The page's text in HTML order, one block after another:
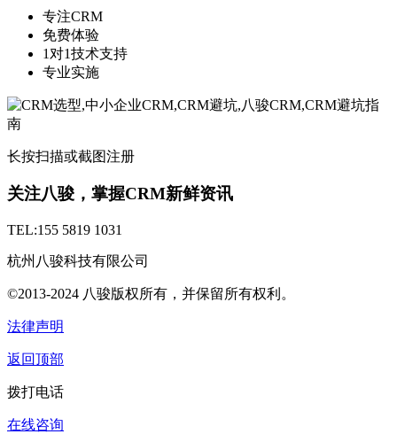
专注CRM
免费体验
1对1技术支持
专业实施
长按扫描或截图注册
关注八骏，掌握CRM新鲜资讯
TEL:155 5819 1031
杭州八骏科技有限公司
©2013-2024 八骏版权所有，并保留所有权利。
法律声明
返回顶部
拨打电话
在线咨询